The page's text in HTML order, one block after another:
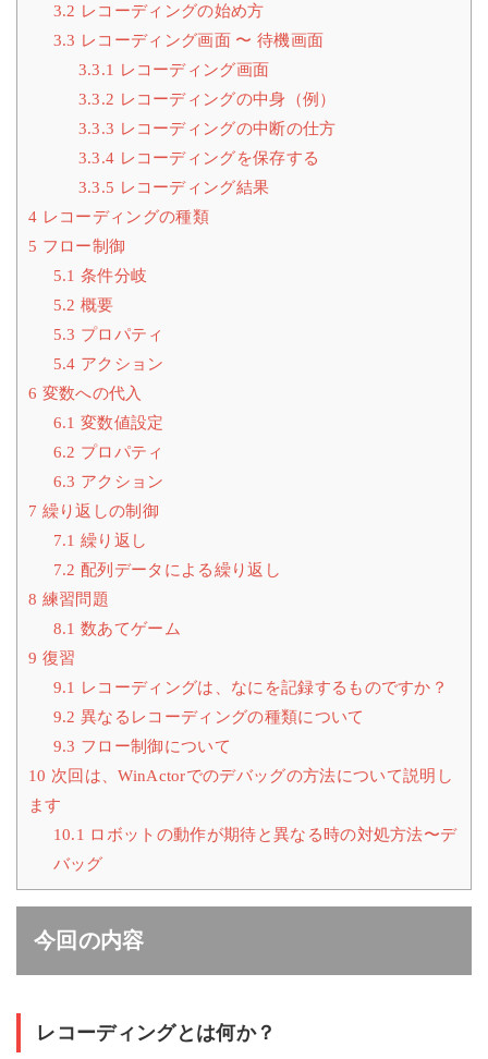
3.2 レコーディングの始め方
3.3 レコーディング画面 〜 待機画面
3.3.1 レコーディング画面
3.3.2 レコーディングの中身（例）
3.3.3 レコーディングの中断の仕方
3.3.4 レコーディングを保存する
3.3.5 レコーディング結果
4 レコーディングの種類
5 フロー制御
5.1 条件分岐
5.2 概要
5.3 プロパティ
5.4 アクション
6 変数への代入
6.1 変数値設定
6.2 プロパティ
6.3 アクション
7 繰り返しの制御
7.1 繰り返し
7.2 配列データによる繰り返し
8 練習問題
8.1 数あてゲーム
9 復習
9.1 レコーディングは、なにを記録するものですか？
9.2 異なるレコーディングの種類について
9.3 フロー制御について
10 次回は、WinActorでのデバッグの方法について説明し
ます
10.1 ロボットの動作が期待と異なる時の対処方法〜デ
バッグ
今回の内容
レコーディングとは何か？